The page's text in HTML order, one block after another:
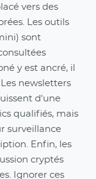
vers des
Les outils
sont
y est ancré, il
newsletters
d'une
qualifiés, mais
surveillance
Enfin, les
cryptés
Ignorer ces